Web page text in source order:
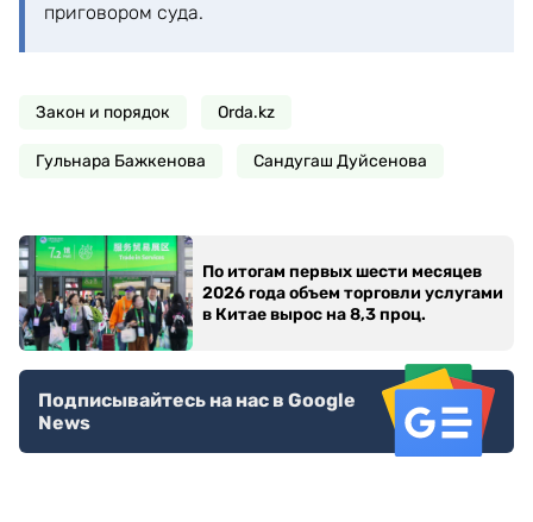
приговором суда.
Закон и порядок Orda.kz
Гульнара Бажкенова Сандугаш Дуйсенова
По итогам первых шести месяцев
2026 года объем торговли услугами
в Китае вырос на 8,3 проц.
Подписывайтесь на нас в Google
News